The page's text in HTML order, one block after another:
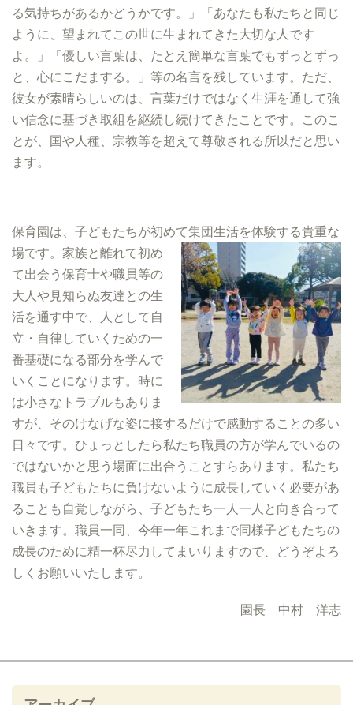
る気持ちがあるかどうかです。」「あなたも私たちと同じ
ように、望まれてこの世に生まれてきた大切な人です
よ。」「優しい言葉は、たとえ簡単な言葉でもずっとずっ
と、心にこだまする。」等の名言を残しています。ただ、
彼女が素晴らしいのは、言葉だけではなく生涯を通して強
い信念に基づき取組を継続し続けてきたことです。このこ
とが、国や人種、宗教等を超えて尊敬される所以だと思い
ます。
保育園は、子どもたちが初めて集団生活を体験する貴重な
場です。 家族と離れて初め
て出会う保育士や職員等の
大人や見知らぬ友達との生
活を通す中で、人として自
立・自律していくための一
番基礎になる部分を学んで
いくことになります。時に
は小さなトラブルもありま
すが、そのけなげな姿に接するだけで感動することの多い
日々です。ひょっとしたら私たち職員の方が学んでいるの
ではないかと思う場面に出合うことすらあります。私たち
職員も子どもたちに負けないように成長していく必要があ
ることも自覚しながら、子どもたち一人一人と向き合って
いきます。職員一同、今年一年これまで同様子どもたちの
成長のために精一杯尽力してまいりますので、どうぞよろ
しくお願いいたします。
園長 中村 洋志